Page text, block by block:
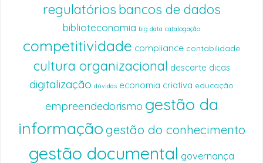
regulatórios bancos de dados
biblioteconomia big data catalogação
competitividade compliance contabilidade
cultura organizacional descarte dicas
digitalização dúvidas economia criativa educação
empreendedorismo gestão da
informaçãogestão do conhecimento
gestão documental governança